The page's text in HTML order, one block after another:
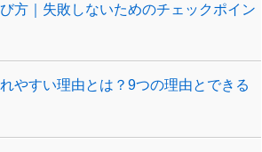
方｜失敗しないためのチェックポイン
やすい理由とは？9つの理由とできる